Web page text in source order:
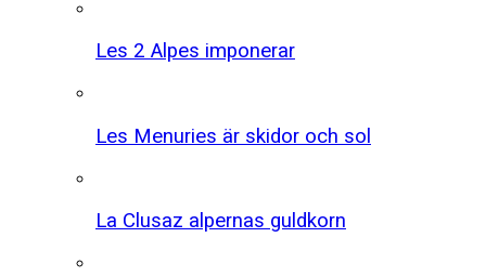
Les 2 Alpes imponerar
Les Menuries är skidor och sol
La Clusaz alpernas guldkorn